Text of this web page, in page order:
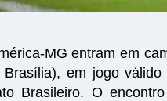
MG entram em
Brasília), em jogo
Brasileiro. O